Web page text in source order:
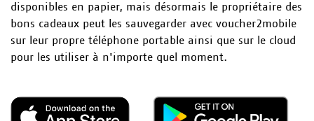
disponibles en papier, mais désormais le propriétaire des
bons cadeaux peut les sauvegarder avec voucher2mobile
sur leur propre téléphone portable ainsi que sur le cloud
pour les utiliser à n'importe quel moment.